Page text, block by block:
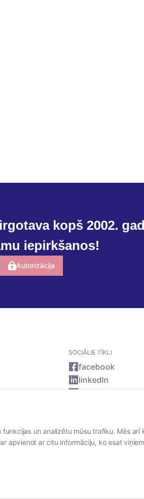
kopš 2002.
iepirkšanos!
Autorizācija
SOCIĀLIE TĪKLI
facebook
linkedIn
un analizētu mūsu trafiku. Mēs
apvienot ar citu informāciju, ko esat